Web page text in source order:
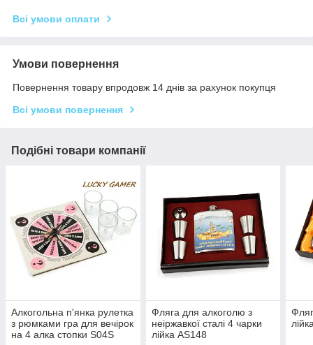
Всі умови оплати
Умови повернення
Повернення товару впродовж 14 днів за рахунок покупця
Всі умови повернення
Подібні товари компанії
Алкогольна п'янка рулетка
з рюмками гра для вечірок
на 4 алка стопки S04S
Фляга для алкоголю з
неіржавкої сталі 4 чарки
лійка AS148